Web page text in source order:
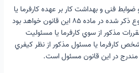
فنی و بهداشت کار بر عهده کارفرما یا
مسئولیت واحدهاي موضوع ذکر شده در ماده ۸۵ این قانون خواهد بود
مذکور از سوي کارفرما یا مسئولیت
کارفرما یا مسئول مذکور از نظر کیفري
مندرج در این قانون مسئول است.